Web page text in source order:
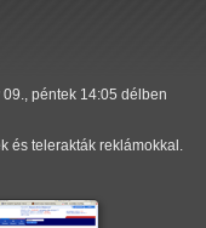
péntek 14:05 délben
és telerakták reklámokkal.